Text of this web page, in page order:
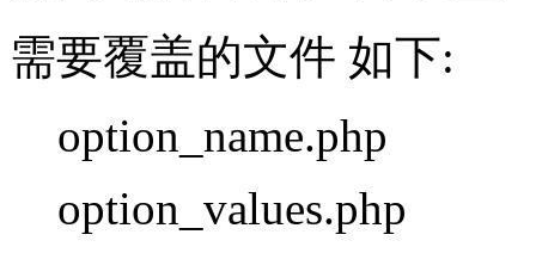
需要覆盖的文件 如下:
option_name.php
option_values.php